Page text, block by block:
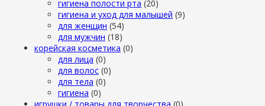
гигиена полости рта (20)
гигиена и уход для малышей (9)
для женщин (54)
для мужчин (18)
корейская косметика (0)
для лица (0)
для волос (0)
для тела (0)
гигиена (0)